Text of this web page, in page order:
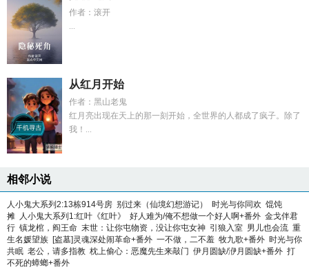
作者：滚开
...
从红月开始
作者：黑山老鬼
红月亮出现在天上的那一刻开始，全世界的人都成了疯子。除了
我！...
相邻小说
人小鬼大系列2:13栋914号房 别过来（仙境幻想游记） 时光与你同欢 馄饨
摊 人小鬼大系列1:红叶《红叶》 好人难为/俺不想做一个好人啊+番外 金戈伴君
行 镇龙棺，阎王命 末世：让你屯物资，没让你屯女神 引狼入室 男儿也会流 重
生名媛望族 [盗墓]灵魂深处闹革命+番外 一不做，二不羞 牧九歌+番外 时光与你
共眠 老公，请多指教 枕上偷心：恶魔先生来敲门 伊月圆缺/洢月圆缺+番外 打
不死的蟑螂+番外